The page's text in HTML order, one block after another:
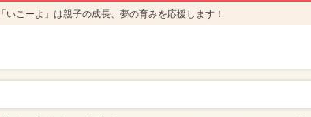
いこーよ」は親子の成長、夢の育みを応援します！